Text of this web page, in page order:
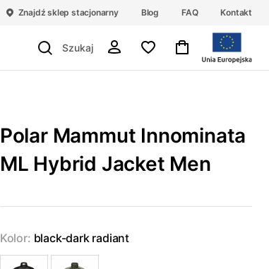
Znajdź sklep stacjonarny Blog FAQ Kontakt
Polar Mammut Innominata
ML Hybrid Jacket Men
Kolor: black-dark radiant